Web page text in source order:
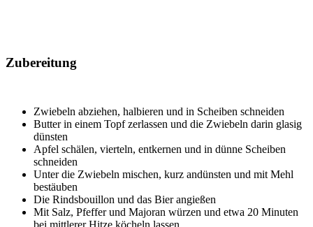
Zubereitung
Zwiebeln abziehen, halbieren und in Scheiben schneiden
Butter in einem Topf zerlassen und die Zwiebeln darin glasig
dünsten
Apfel schälen, vierteln, entkernen und in dünne Scheiben
schneiden
Unter die Zwiebeln mischen, kurz andünsten und mit Mehl
bestäuben
Die Rindsbouillon und das Bier angießen
Mit Salz, Pfeffer und Majoran würzen und etwa 20 Minuten
bei mittlerer Hitze köcheln lassen